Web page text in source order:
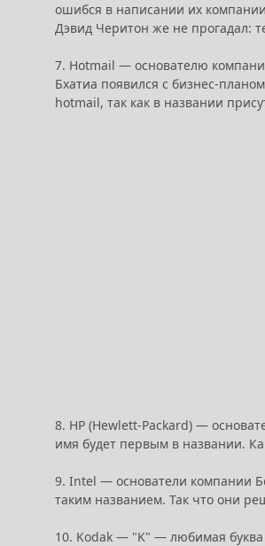
ошибся в написании их
Дэвид Черитон же не прогадал:
7. Hotmail — основателю
Бхатиа появился с бизнес-
hotmail, так как в названии
8. HP (Hewlett-Packard) —
имя будет первым в названии.
9. Intel — основатели компании
таким названием. Так что они
10. Kodak — "K" — любимая